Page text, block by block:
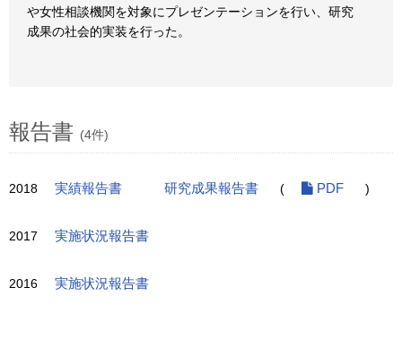
や女性相談機関を対象にプレゼンテーションを行い、研究
成果の社会的実装を行った。
報告書 (4件)
2018 実績報告書 研究成果報告書 ( PDF )
2017 実施状況報告書
2016 実施状況報告書